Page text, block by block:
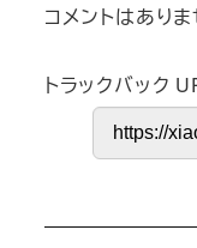
コメントはありま
トラックバック